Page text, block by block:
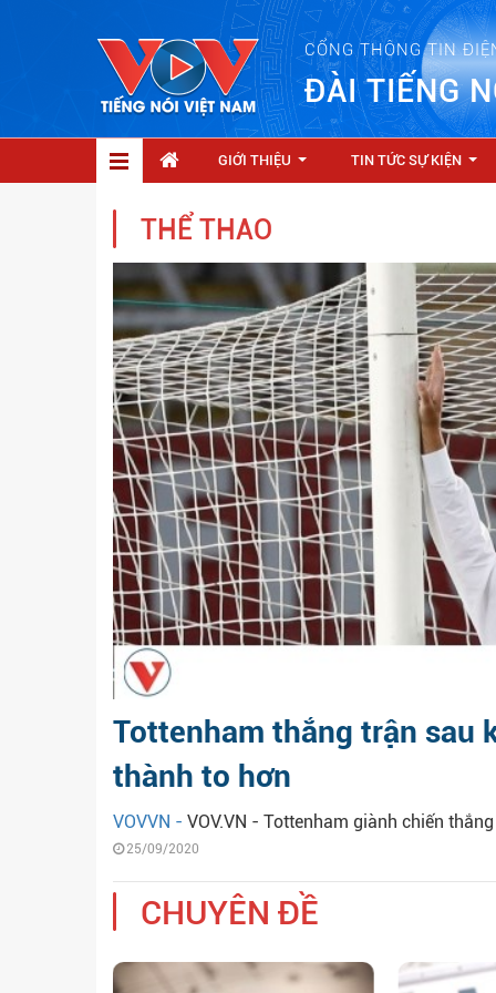
CỔNG THÔNG TIN
ĐÀI TIẾNG
GIỚI THIỆU TIN TỨC SỰ KIỆN
THỂ THAO
Tottenham thắng trận sau
thành to hơn
VOVVN - VOV.VN - Tottenham giành chiến
25/09/2020
CHUYÊN ĐỀ